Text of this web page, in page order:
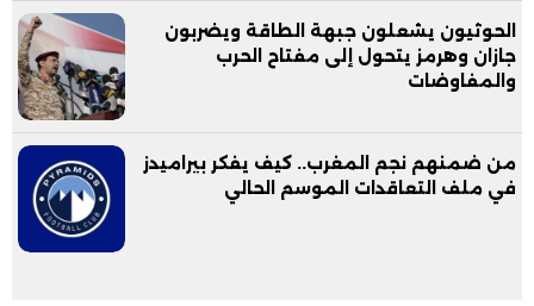
الحوثيون يشعلون جبهة الطاقة ويضربون
جازان وهرمز يتحول إلى مفتاح الحرب
والمفاوضات
من ضمنهم نجم المغرب.. كيف يفكر بيراميدز
في ملف التعاقدات الموسم الحالي